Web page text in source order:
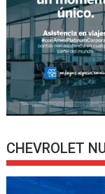
CHEVROLET